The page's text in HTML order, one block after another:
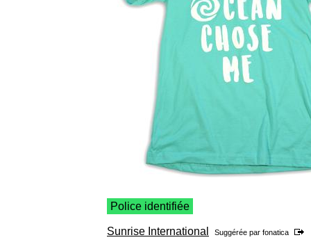
Police identifiée
Sunrise International Suggérée par fonatica